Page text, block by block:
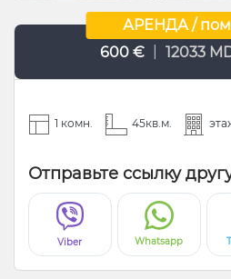
АРЕНДА /
600 €
12033
1 комн. 45кв.м.
Отправьте ссылку
Viber Whatsapp